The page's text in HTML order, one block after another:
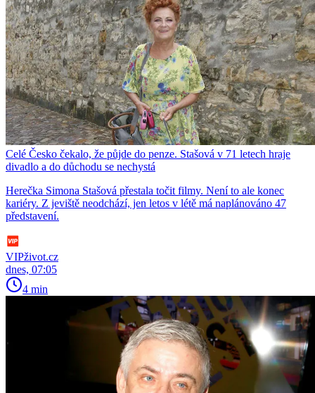
Celé Česko čekalo, že půjde do penze. Stašová v 71 letech hraje
divadlo a do důchodu se nechystá
Herečka Simona Stašová přestala točit filmy. Není to ale konec
kariéry. Z jeviště neodchází, jen letos v létě má naplánováno 47
představení.
VIPživot.cz
dnes, 07:05
4 min